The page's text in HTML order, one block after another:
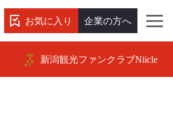
お気に入り 企業の方へ
新潟観光ファンクラブNiicle